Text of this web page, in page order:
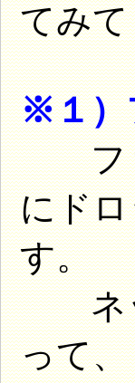
てみ
※１）
ファ
にド
す。
ネッ
って